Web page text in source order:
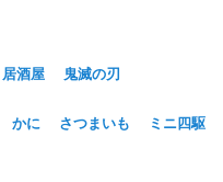
居酒屋
鬼滅の刃
かに さつまいも
ミニ四駆